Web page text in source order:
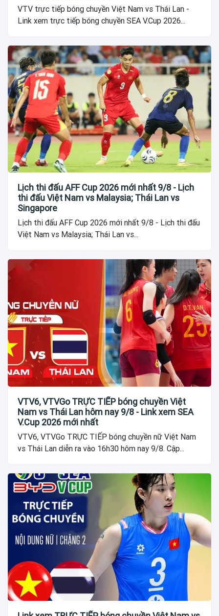
VTV trực tiếp bóng chuyền Việt Nam vs Thái Lan -
Link xem trực tiếp bóng chuyền SEA V.Cup 2026...
Lịch thi đấu AFF Cup 2026 mới nhất 9/8 - Lịch
thi đấu Việt Nam vs Malaysia; Thái Lan vs
Singapore
Lịch thi đấu AFF Cup 2026 mới nhất 9/8 - Lịch thi đấu
Việt Nam vs Malaysia; Thái Lan vs...
VTV6, VTVGo TRỰC TIẾP bóng chuyền Việt
Nam vs Thái Lan hôm nay 9/8 - Link xem SEA
V.Cup 2026 mới nhất
VTV6, VTVGo TRỰC TIẾP bóng chuyền nữ Việt Nam
vs Thái Lan diễn ra vào 16h30 hôm nay 9/8. Cập...